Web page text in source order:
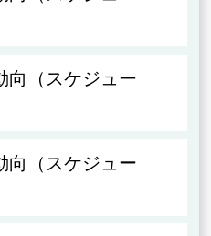
向（スケジュー
向（スケジュー